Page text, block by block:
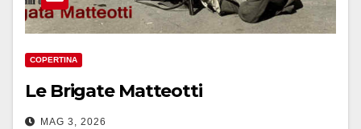
COPERTINA
Le Brigate Matteotti
MAG 3, 2026